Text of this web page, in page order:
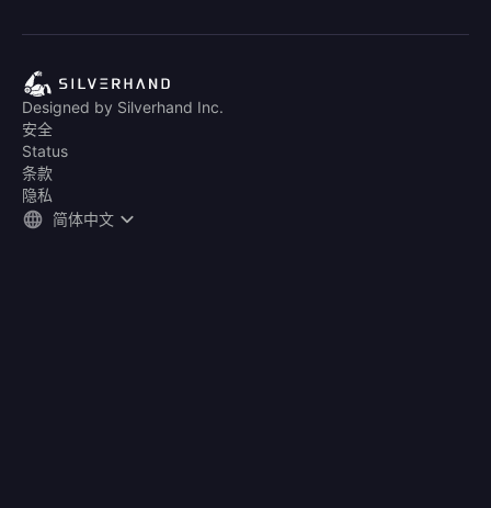
Designed by Silverhand Inc.
安全
Status
条款
隐私
简体中文